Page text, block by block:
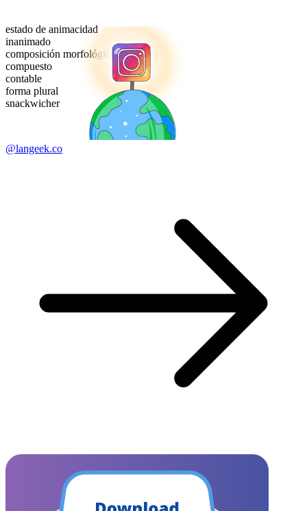
estado de animacidad
inanimado
composición morfológica
compuesto
contable
forma plural
snackwicher
@langeek.co